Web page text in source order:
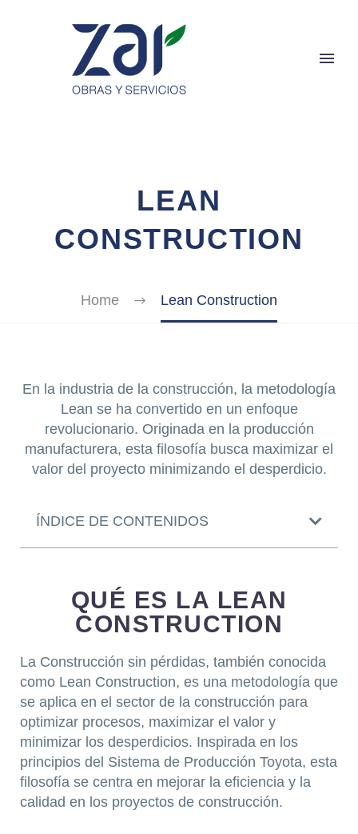
LEAN
CONSTRUCTION
Home Lean Construction
En la industria de la construcción, la metodología
Lean se ha convertido en un enfoque
revolucionario. Originada en la producción
manufacturera, esta filosofía busca maximizar el
valor del proyecto minimizando el desperdicio.
ÍNDICE DE CONTENIDOS
QUÉ ES LA LEAN
CONSTRUCTION
La Construcción sin pérdidas, también conocida
como Lean Construction, es una metodología que
se aplica en el sector de la construcción para
optimizar procesos, maximizar el valor y
minimizar los desperdicios. Inspirada en los
principios del Sistema de Producción Toyota, esta
filosofía se centra en mejorar la eficiencia y la
calidad en los proyectos de construcción.